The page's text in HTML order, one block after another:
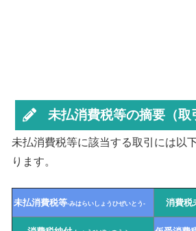
未払消費税等の摘要（取
未払消費税等に該当する取引には以
ります。
未払消費税等-みはらいしょうひぜいとう- 消費税